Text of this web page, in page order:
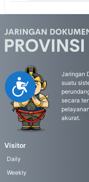
Accessibility
Jaringan
suatu
secara
akurat.
Visitor
Daily
Weekly